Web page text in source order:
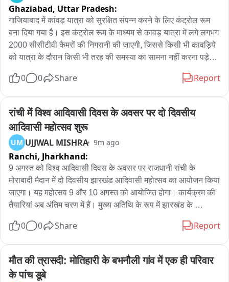
Ghaziabad, Uttar Pradesh:
गाजियाबाद में कांवड़ यात्रा को सुरक्षित संपन्न करने के लिए कंट्रोल रूम
बना दिया गया है। इस कंट्रोल रूम के माध्यम से कावड़ यात्रा में लगे लगभग
2000 सीसीटीवी कैमरों की निगरानी की जाएगी, जिससे किसी भी कावड़िये
को यात्रा के दौरान किसी भी तरह की समस्या का सामना नहीं करना पड़े।
पर कहीं भी कोई समस्या दिखती है तो तुरंत मौके पर पुलिस कर्मियों को इसकी
गए हैं।
0 0 Share Report
रांची में विश्व आदिवासी दिवस के अवसर पर दो दिवसीय
आदिवासी महोत्सव शुरू
UM UJJWAL MISHRA 9m ago
Ranchi, Jharkhand:
9 अगस्त को विश्व आदिवासी दिवस के अवसर पर राजधानी रांची के
मोराबादी मैदान में दो दिवसीय झारखंड आदिवासी महोत्सव का आयोजन किया
जाएगा। यह महोत्सव 9 और 10 अगस्त को आयोजित होगा। कार्यक्रम की
तैयारियां अब अंतिम चरण में हैं। मुख्य अतिथि के रूप में झारखंड के
की झलक प्रस्तुत करने वाले आकर्षक स्वरूप में सजाया जा रहा है।
महोत्सव में झारखंड के विभिन्न आदिवासी समुदायों की समृद्ध सांस्कृतिक
विरासत, जल-जंगल-जमीन के संरक्षण से जुड़े महत्वपूर्ण पहलुओं और
0 0 Share Report
मौत की त्रासदी: मोतिहारी के बभनौली गांव में एक ही परिवार
के पांच डूबे